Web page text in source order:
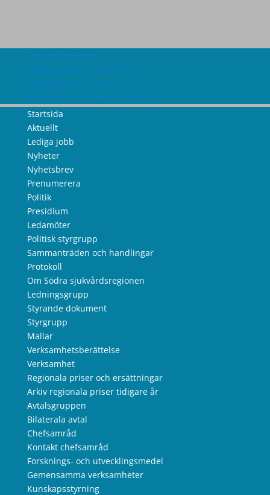
Om webbplatsen
Tillgänglighetsredogörelse
Information om cookies
Information om personuppgifter
Startsida
Aktuellt
Lediga jobb
Nyheter
Nyhetsbrev
Prenumerera
Politik
Presidium
Ledamöter
Politisk styrgrupp
Sammanträden och handlingar
Protokoll
Om Södra sjukvårdsregionen
Ledningsgrupp
Styrande dokument
Styrgrupp
Mallar
Verksamhetsberättelse
Verksamhet
Regionala priser och ersättningar
Arkiv regionala priser tidigare år
Avtalsgruppen
Bilaterala avtal
Chefsamråd
Kontakt chefsamråd
Forsknings- och utvecklingsmedel
Gemensamma verksamheter
Kunskapsstyrning